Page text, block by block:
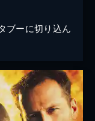
ブーに切り込ん